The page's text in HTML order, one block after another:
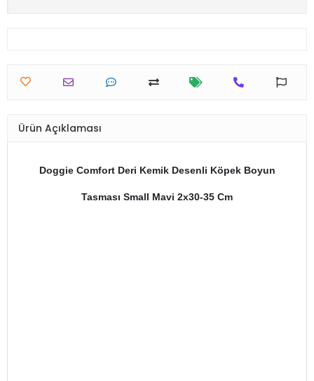
Ürün Açıklaması
Doggie Comfort Deri Kemik Desenli Köpek Boyun
Tasması Small Mavi 2x30-35 Cm